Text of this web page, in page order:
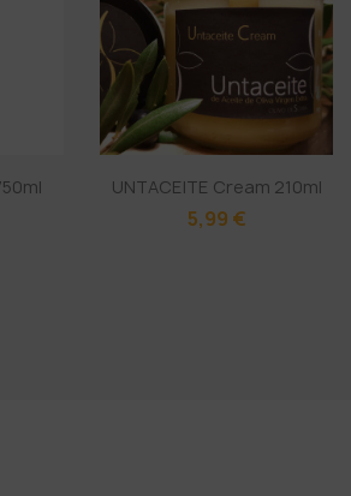
UNTACEITE Cream 210ml
5,99 €